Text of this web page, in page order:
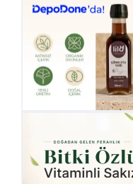
Paket Servis Ürünleri